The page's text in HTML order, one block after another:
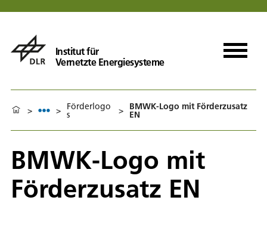
Institut für
Vernetzte Energiesysteme
> > Förderlogo
s > BMWK-Logo mit Förderzusatz
EN
BMWK-Logo mit
Förderzusatz EN